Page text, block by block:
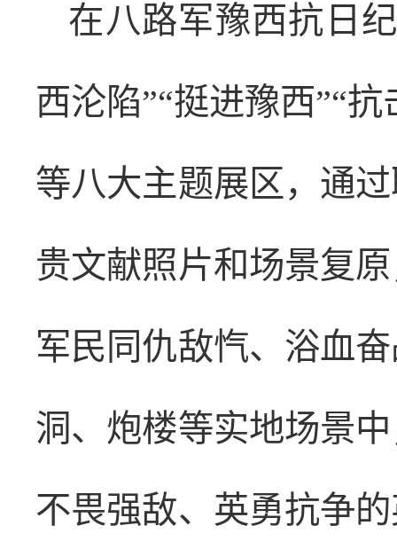
在八路军豫西抗日
西沦陷”“挺进豫西”“
等八大主题展区，通
贵文献照片和场景复
军民同仇敌忾、浴血
洞、炮楼等实地场景
不畏强敌、英勇抗争